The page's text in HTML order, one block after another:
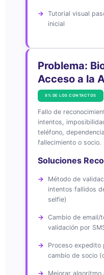
Tutorial visual
inicial
Problema:
Acceso a la
8% DE LOS CONTACTOS
Fallo de
intentos,
teléfono,
fallecimiento o socio.
Soluciones
Método de
intentos fallidos
selfie)
Cambio de email/
validación por
Proceso expedito
cambio de socio
Mejorar algoritmo